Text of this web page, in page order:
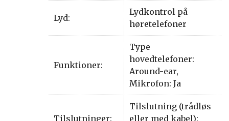
Lyd:
Lydkontrol på
høretelefoner
Funktioner:
Type
hovedtelefoner:
Around-ear,
Mikrofon: Ja
Tilslutninger:
Tilslutning (trådløs
eller med kabel):